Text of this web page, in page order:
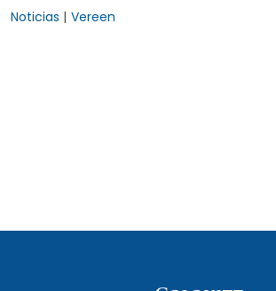
Noticias | Vereen